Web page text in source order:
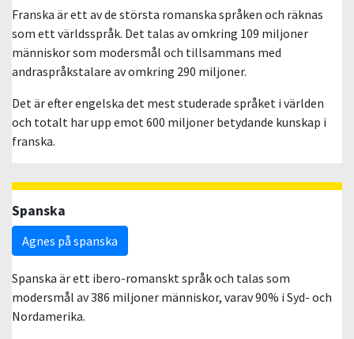
Franska är ett av de största romanska språken och räknas
som ett världsspråk. Det talas av omkring 109 miljoner
människor som modersmål och tillsammans med
andraspråkstalare av omkring 290 miljoner.
Det är efter engelska det mest studerade språket i världen
och totalt har upp emot 600 miljoner betydande kunskap i
franska.
Spanska
Agnes på spanska
Spanska är ett ibero-romanskt språk och talas som
modersmål av 386 miljoner människor, varav 90% i Syd- och
Nordamerika.